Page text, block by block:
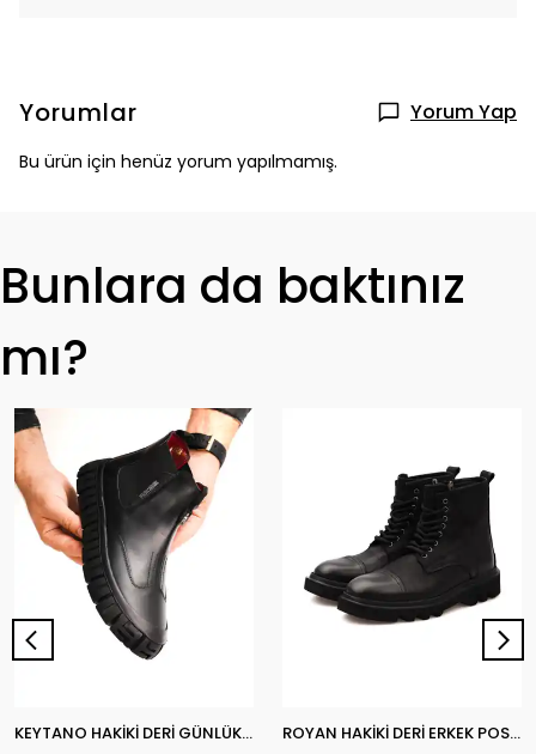
Yorumlar Yorum Yap
Bu ürün için henüz yorum yapılmamış.
Bunlara da baktınız
mı?
KEYTANO HAKİKİ DERİ GÜNLÜK ERKEK BOT ROYAN HAKİKİ DERİ ERKEK POSTAL BOT